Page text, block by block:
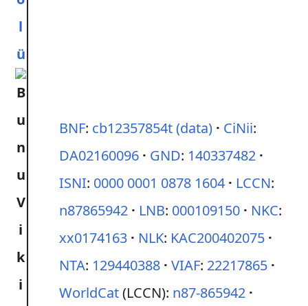
l
ü
BNF: cb12357854t(data) CiNii:
DA02160096
GND: 140337482
ISNI: 0000 0001 0878 1604 LCCN:
n87865942
LNB: 000109150 NKC:
xx0174163
NLK: KAC200402075
NTA: 129440388 VIAF: 22217865
WorldCat(LCCN): n87-865942